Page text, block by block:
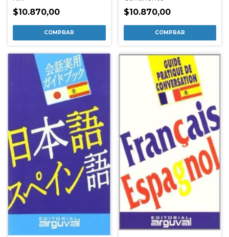
$10.870,00 $10.870,00